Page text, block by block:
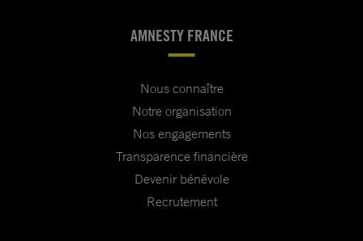
AMNESTY FRANCE
Nous connaître
Notre organisation
Nos engagements
Transparence financière
Devenir bénévole
Recrutement